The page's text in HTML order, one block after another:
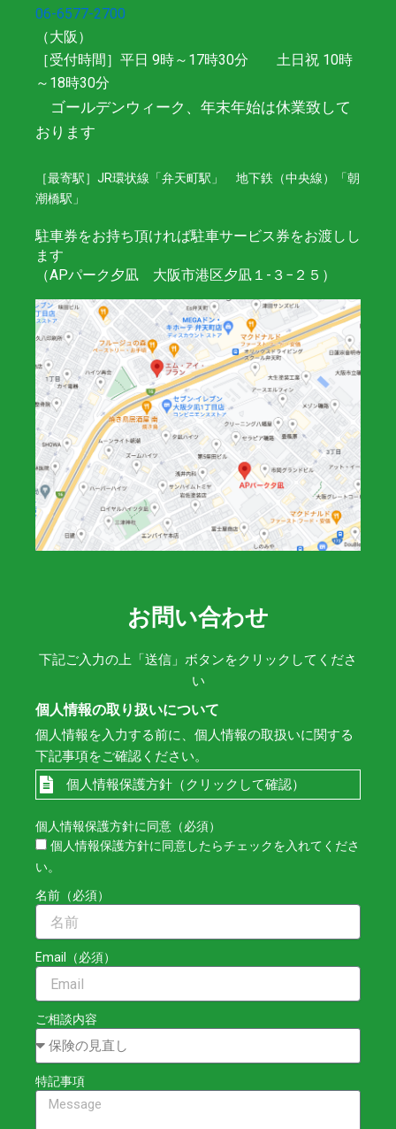
06-6577-2700
（大阪）
［受付時間］平日 9時～17時30分 土日祝 10時
～18時30分
ゴールデンウィーク、年末年始は休業致して
おります
［最寄駅］JR環状線「弁天町駅」 地下鉄（中央線）「朝
潮橋駅」
駐車券をお持ち頂ければ駐車サービス券をお渡しし
ます
（APパーク夕凪 大阪市港区夕凪１-３−２５）
お問い合わせ
下記ご入力の上「送信」ボタンをクリックしてくださ
い
個人情報の取り扱いについて
個人情報を入力する前に、個人情報の取扱いに関する
下記事項をご確認ください。
個人情報保護方針（クリックして確認）
個人情報保護方針に同意（必須）
個人情報保護方針に同意したらチェックを入れてくださ
い。
名前（必須）
Email（必須）
ご相談内容
特記事項